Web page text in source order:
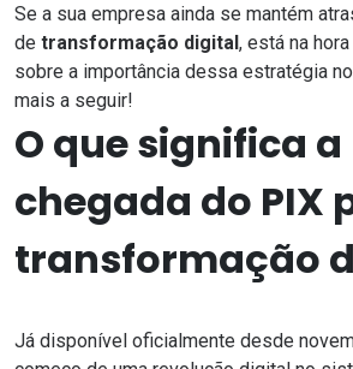
Se a sua empresa ainda se mantém
de transformação digital, está na
sobre a importância dessa estratégia
mais a seguir!
O que significa a
chegada do PIX
transformação
Já disponível oficialmente desde